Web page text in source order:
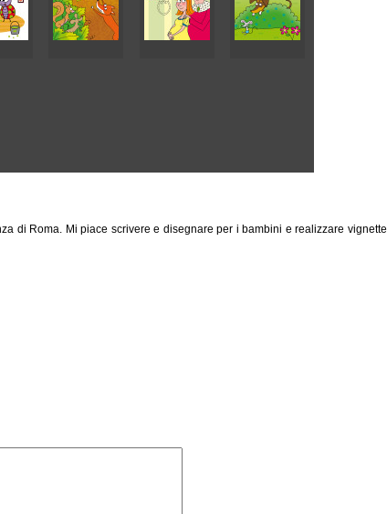
di Roma. Mi piace scrivere e disegnare per i bambini e realizzare